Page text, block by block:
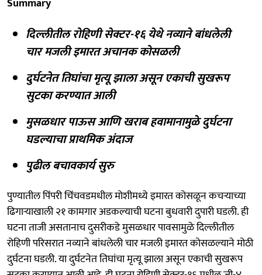
दिल्लीतील रोहिणी सेक्टर-१६ येथे नव्याने बांधलेली
चार मजली इमारत अचानक कोसळली
दुर्घटनेत तिघांचा मृत्यू झाला असून एकाची सुखरूप
सुटका करण्यात आली
मुसळधार पाऊस आणि खराब हवामानामुळे दुर्घटना
घडल्याचा प्राथमिक अंदाज
पुढील बचावकार्य सुरु
पुण्यातील पिंपरी चिंचवडमधील मोशीमध्ये इमारत कोसळून कचऱ्याच्या
ढिगाऱ्याखाली २१ कामगार अडकल्याची घटना बुधवारी दुपारी घडली. ही
घटना ताजी असतानाच दुसरीकडे मुसळधार पावसामुळे दिल्लीतील
रोहिणी परिसरात नव्याने बांधलेली चार मजली इमारत कोसळल्याने मोठी
दुर्घटना घडली. या दुर्घटनेत तिघांचा मृत्यू झाला असून एकाची सुखरूप